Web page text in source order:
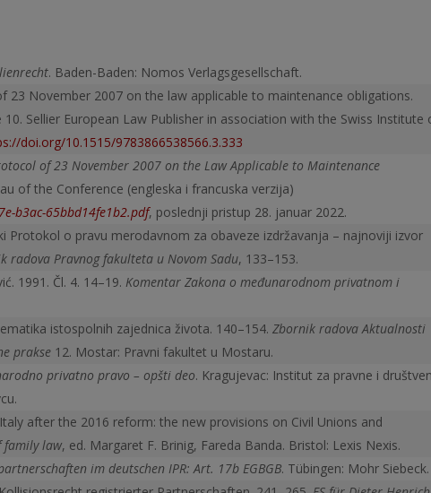
. Baden-Baden: Nomos Verlagsgesellschaft.
23 November 2007 on the law applicable to maintenance obligations.
10. Sellier European Law Publisher in association with the Swiss Institute
doi.org/10.1515/9783866538566.3.333
of 23 November 2007 on the Law Applicable to Maintenance
of the Conference (engleska i francuska verzija)
b3ac-65bbd14fe1b2.pdf, poslednji pristup 28. januar 2022.
Protokol o pravu merodavnom za obaveze izdržavanja – najnoviji izvor
radova Pravnog fakulteta u Novom Sadu, 133–153.
1991. Čl. 4. 14–19. Komentar Zakona o međunarodnom privatnom i
istospolnih zajednica života. 140–154. Zbornik radova Aktualnosti
prakse 12. Mostar: Pravni fakultet u Mostaru.
privatno pravo – opšti deo. Kragujevac: Institut za pravne i
after the 2016 reform: the new provisions on Civil Unions and
family law, ed. Margaret F. Brinig, Fareda Banda. Bristol: Lexis Nexis.
im deutschen IPR: Art. 17b EGBGB. Tübingen: Mohr Siebeck.